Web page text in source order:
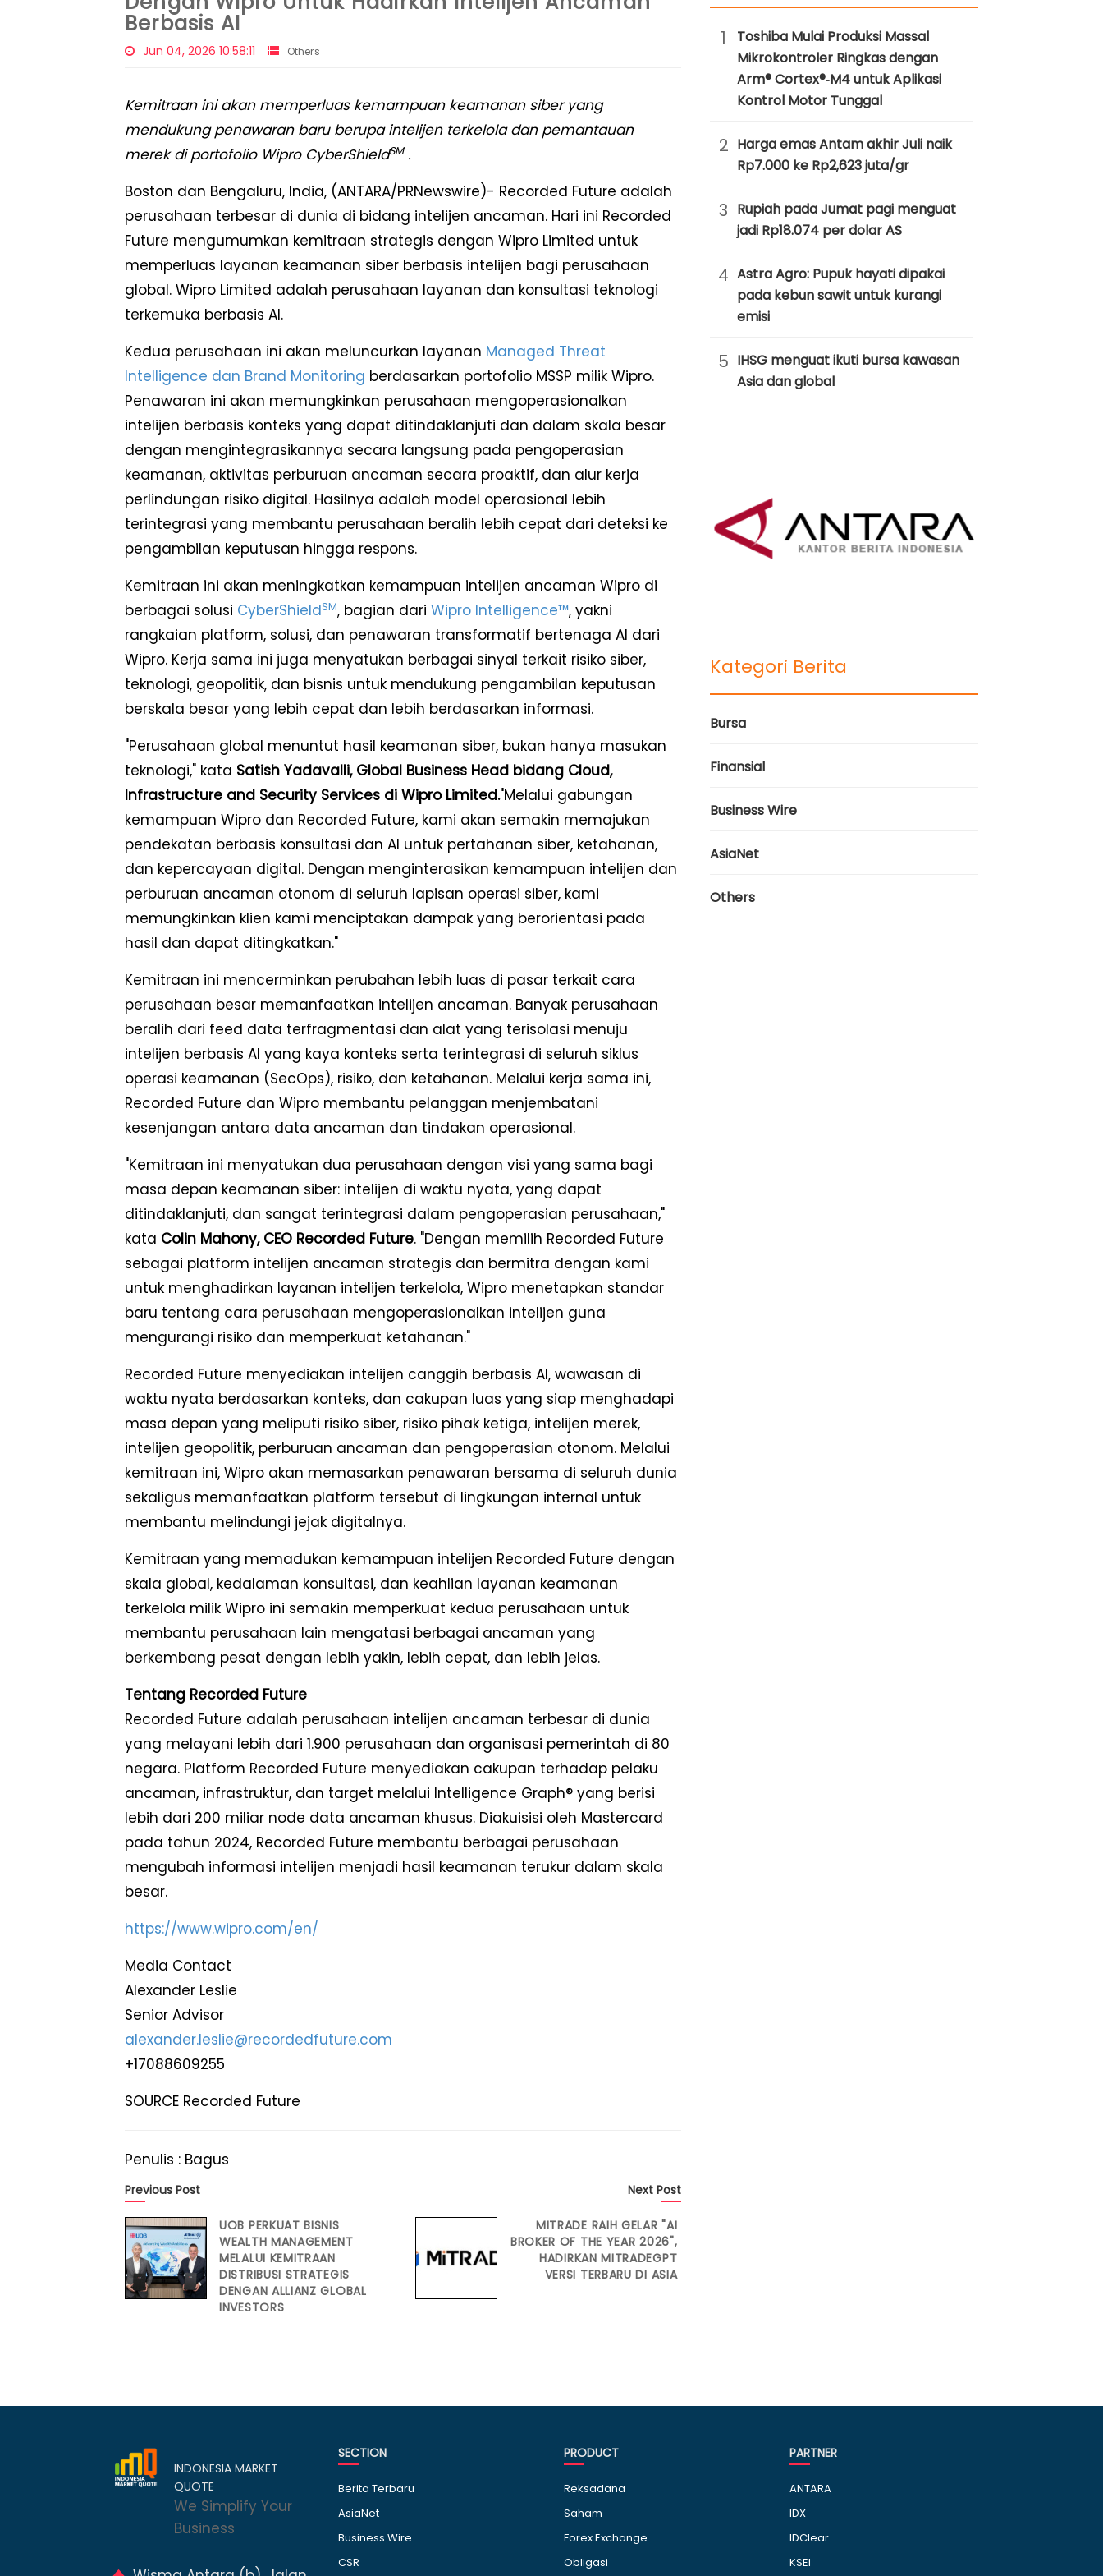
Berbasis AI
Jun 04, 2026 10:58:11 Others
Kemitraan ini akan memperluas kemampuan keamanan siber yang
mendukung penawaran baru berupa intelijen terkelola dan pemantauan
merek di portofolio Wipro CyberShieldSM.
Boston dan Bengaluru, India, (ANTARA/PRNewswire)- Recorded Future adalah
perusahaan terbesar di dunia di bidang intelijen ancaman. Hari ini Recorded
Future mengumumkan kemitraan strategis dengan Wipro Limited untuk
memperluas layanan keamanan siber berbasis intelijen bagi perusahaan
global. Wipro Limited adalah perusahaan layanan dan konsultasi teknologi
terkemuka berbasis AI.
Kedua perusahaan ini akan meluncurkan layanan Managed Threat
Intelligence dan Brand Monitoring berdasarkan portofolio MSSP milik Wipro.
Penawaran ini akan memungkinkan perusahaan mengoperasionalkan
intelijen berbasis konteks yang dapat ditindaklanjuti dan dalam skala besar
dengan mengintegrasikannya secara langsung pada pengoperasian
keamanan, aktivitas perburuan ancaman secara proaktif, dan alur kerja
perlindungan risiko digital. Hasilnya adalah model operasional lebih
terintegrasi yang membantu perusahaan beralih lebih cepat dari deteksi ke
pengambilan keputusan hingga respons.
Kemitraan ini akan meningkatkan kemampuan intelijen ancaman Wipro di
berbagai solusi CyberShieldSM, bagian dari Wipro Intelligence™, yakni
rangkaian platform, solusi, dan penawaran transformatif bertenaga AI dari
Wipro. Kerja sama ini juga menyatukan berbagai sinyal terkait risiko siber,
teknologi, geopolitik, dan bisnis untuk mendukung pengambilan keputusan
berskala besar yang lebih cepat dan lebih berdasarkan informasi.
"Perusahaan global menuntut hasil keamanan siber, bukan hanya masukan
teknologi," kata Satish Yadavalli, Global Business Head bidang Cloud,
Infrastructure and Security Services di Wipro Limited."Melalui gabungan
kemampuan Wipro dan Recorded Future, kami akan semakin memajukan
pendekatan berbasis konsultasi dan AI untuk pertahanan siber, ketahanan,
dan kepercayaan digital. Dengan menginterasikan kemampuan intelijen dan
perburuan ancaman otonom di seluruh lapisan operasi siber, kami
memungkinkan klien kami menciptakan dampak yang berorientasi pada
hasil dan dapat ditingkatkan."
Kemitraan ini mencerminkan perubahan lebih luas di pasar terkait cara
perusahaan besar memanfaatkan intelijen ancaman. Banyak perusahaan
beralih dari feed data terfragmentasi dan alat yang terisolasi menuju
intelijen berbasis AI yang kaya konteks serta terintegrasi di seluruh siklus
operasi keamanan (SecOps), risiko, dan ketahanan. Melalui kerja sama ini,
Recorded Future dan Wipro membantu pelanggan menjembatani
kesenjangan antara data ancaman dan tindakan operasional.
"Kemitraan ini menyatukan dua perusahaan dengan visi yang sama bagi
masa depan keamanan siber: intelijen di waktu nyata, yang dapat
ditindaklanjuti, dan sangat terintegrasi dalam pengoperasian perusahaan,"
kata Colin Mahony, CEO Recorded Future. "Dengan memilih Recorded Future
sebagai platform intelijen ancaman strategis dan bermitra dengan kami
untuk menghadirkan layanan intelijen terkelola, Wipro menetapkan standar
baru tentang cara perusahaan mengoperasionalkan intelijen guna
mengurangi risiko dan memperkuat ketahanan."
Recorded Future menyediakan intelijen canggih berbasis AI, wawasan di
waktu nyata berdasarkan konteks, dan cakupan luas yang siap menghadapi
masa depan yang meliputi risiko siber, risiko pihak ketiga, intelijen merek,
intelijen geopolitik, perburuan ancaman dan pengoperasian otonom. Melalui
kemitraan ini, Wipro akan memasarkan penawaran bersama di seluruh dunia
sekaligus memanfaatkan platform tersebut di lingkungan internal untuk
membantu melindungi jejak digitalnya.
Kemitraan yang memadukan kemampuan intelijen Recorded Future dengan
skala global, kedalaman konsultasi, dan keahlian layanan keamanan
terkelola milik Wipro ini semakin memperkuat kedua perusahaan untuk
membantu perusahaan lain mengatasi berbagai ancaman yang
berkembang pesat dengan lebih yakin, lebih cepat, dan lebih jelas.
Tentang Recorded Future
Recorded Future adalah perusahaan intelijen ancaman terbesar di dunia
yang melayani lebih dari 1.900 perusahaan dan organisasi pemerintah di 80
negara. Platform Recorded Future menyediakan cakupan terhadap pelaku
ancaman, infrastruktur, dan target melalui Intelligence Graph® yang berisi
lebih dari 200 miliar node data ancaman khusus. Diakuisisi oleh Mastercard
pada tahun 2024, Recorded Future membantu berbagai perusahaan
mengubah informasi intelijen menjadi hasil keamanan terukur dalam skala
besar.
https://www.wipro.com/en/
Media Contact
Alexander Leslie
Senior Advisor
alexander.leslie@recordedfuture.com
+17088609255
SOURCE Recorded Future
Penulis : Bagus
Previous Post
UOB PERKUAT BISNIS
WEALTH MANAGEMENT
MELALUI KEMITRAAN
DISTRIBUSI STRATEGIS
DENGAN ALLIANZ GLOBAL
INVESTORS
Next Post
MITRADE RAIH GELAR "AI
BROKER OF THE YEAR 2026",
HADIRKAN MITRADEGPT
VERSI TERBARU DI ASIA
1
Toshiba Mulai Produksi Massal
Mikrokontroler Ringkas dengan
Arm® Cortex®‑M4 untuk Aplikasi
Kontrol Motor Tunggal
2 Harga emas Antam akhir Juli naik
Rp7.000 ke Rp2,623 juta/gr
3 Rupiah pada Jumat pagi menguat
jadi Rp18.074 per dolar AS
4 Astra Agro: Pupuk hayati dipakai
pada kebun sawit untuk kurangi
emisi
5 IHSG menguat ikuti bursa kawasan
Asia dan global
Kategori Berita
Bursa
Finansial
Business Wire
AsiaNet
Others
INDONESIA MARKET
QUOTE
We Simplify Your
Business
SECTION
Berita Terbaru
AsiaNet
Business Wire
CSR
PRODUCT
Reksadana
Saham
Forex Exchange
Obligasi
PARTNER
ANTARA
IDX
IDClear
KSEI